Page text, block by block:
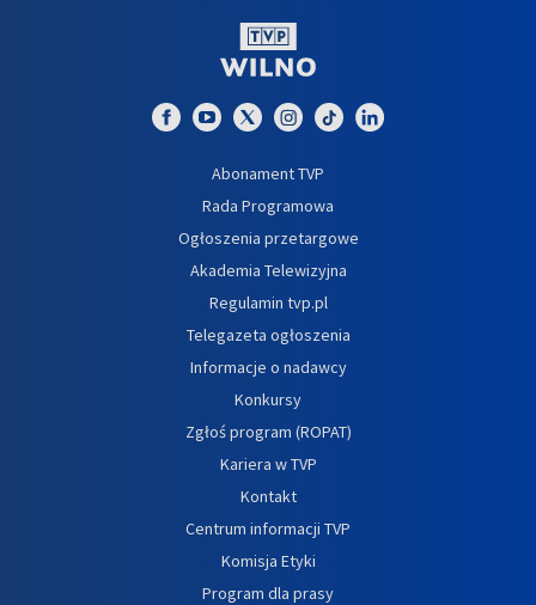
Abonament TVP
Rada Programowa
Ogłoszenia przetargowe
Akademia Telewizyjna
Regulamin tvp.pl
Telegazeta ogłoszenia
Informacje o nadawcy
Konkursy
Zgłoś program (ROPAT)
Kariera w TVP
Kontakt
Centrum informacji TVP
Komisja Etyki
Program dla prasy